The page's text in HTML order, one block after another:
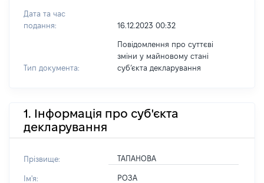
Дата та час
подання:
16.12.2023 00:32
Тип документа:
Повідомлення про суттєві
зміни у майновому стані
субʼєкта декларування
1. Інформація про суб'єкта
декларування
Прізвище: ТАПАНОВА
Ім'я: РОЗА